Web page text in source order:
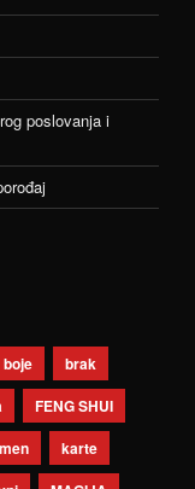
poslovanja i
boje
brak
FENG SHUI
karte